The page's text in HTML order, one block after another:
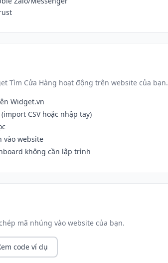
Tìm Cửa Hàng hoạt động trên website của bạn.
Widget.vn
CSV hoặc nhập tay)
vào website
không cần lập trình
mã nhúng vào website của bạn.
code ví dụ